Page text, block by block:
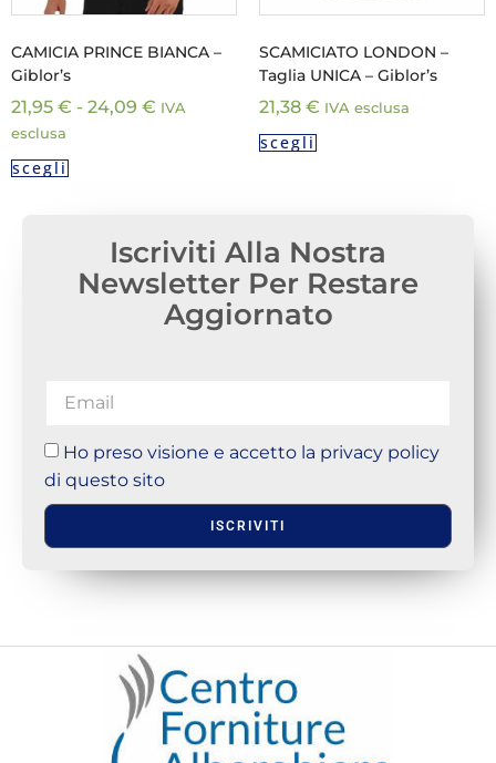
CAMICIA PRINCE BIANCA –
Giblor’s
21,95 € - 24,09 € IVA
esclusa
scegli
SCAMICIATO LONDON –
Taglia UNICA – Giblor’s
21,38 € IVA esclusa
scegli
Iscriviti Alla Nostra
Newsletter Per Restare
Aggiornato
Ho preso visione e accetto la privacy policy
di questo sito
ISCRIVITI